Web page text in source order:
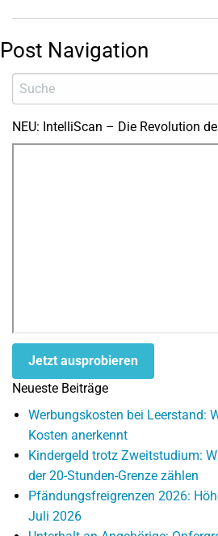
Post Navigation
NEU: IntelliScan – Die Revolution
Jetzt ausprobieren
Neueste Beiträge
Werbungskosten bei Leerstand:
Kosten anerkennt
Kindergeld trotz Zweitstudium:
der 20-Stunden-Grenze zählen
Pfändungsfreigrenzen 2026:
Juli 2026